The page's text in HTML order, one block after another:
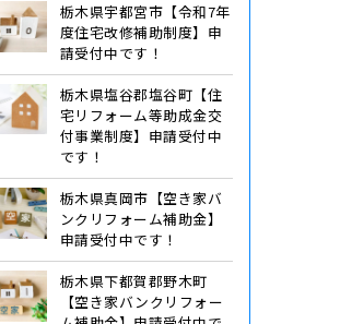
栃木県宇都宮市【令和7年
度住宅改修補助制度】申
請受付中です！
栃木県塩谷郡塩谷町【住
宅リフォーム等助成金交
付事業制度】申請受付中
です！
栃木県真岡市【空き家バ
ンクリフォーム補助金】
申請受付中です！
栃木県下都賀郡野木町
【空き家バンクリフォー